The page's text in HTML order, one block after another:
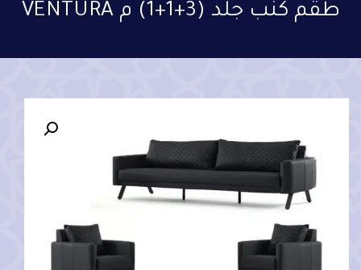
طقم كنب جلد (3+1+1) م VENTURA